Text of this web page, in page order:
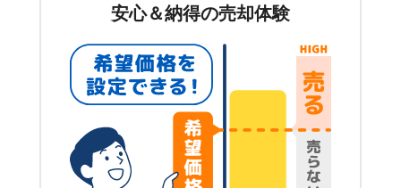
安心＆納得の売却体験